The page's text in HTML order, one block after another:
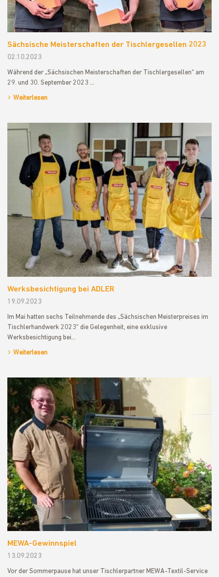
Sächsische Meisterschaften der Tischlergesellen 2023
02.10.2023
Während der „Sächsischen Meisterschaften der Tischlergesellen“ am
29. und 30. September 2023 ...
Weiterlesen
Werksbesichtigung bei ADLER
19.09.2023
Im Mai hatten sechs Teilnehmende des „Sächsischen Meisterpreises im
Tischlerhandwerk 2023“ die Gelegenheit, eine exklusive
Werksbesichtigung bei…
Weiterlesen
MEWA-Gewinnspiel
13.09.2023
Vor der Sommerpause hat unser Tischlerpartner MEWA-Textil-Service